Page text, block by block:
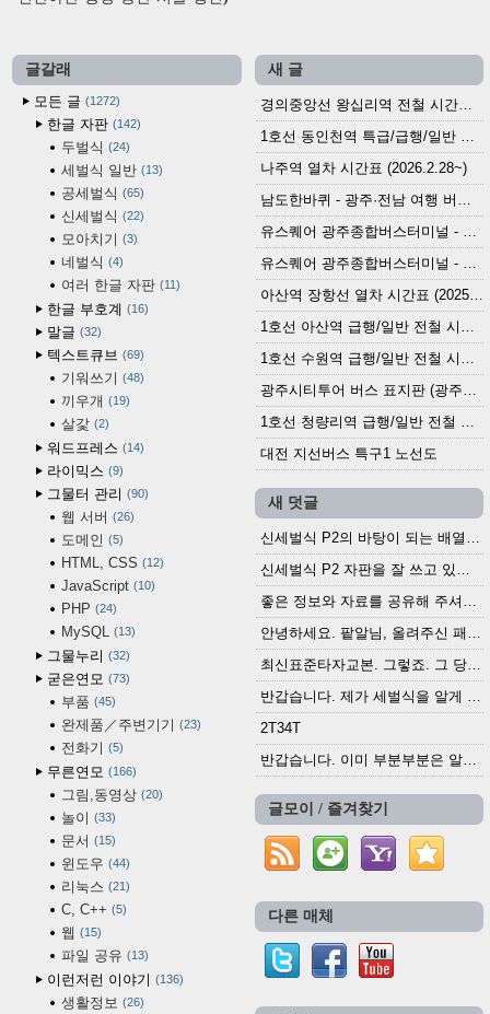
글갈래
모든 글
1272
한글 자판 142
두벌식 24
세벌식 일반 13
공세벌식 65
신세벌식 22
모아치기 3
네벌식 4
여러 한글 자판 11
한글 부호계 16
말글 32
텍스트큐브 69
기워쓰기 48
끼우개 19
살갗 2
워드프레스 14
라이믹스 9
그물터 관리 90
웹 서버 26
도메인 5
HTML, CSS 12
JavaScript 10
PHP 24
MySQL 13
그물누리 32
굳은연모 73
부품 45
완제품／주변기기 23
전화기 5
무른연모 166
그림,동영상 20
놀이 33
문서 15
윈도우 44
리눅스 21
C, C++ 5
웹 15
파일 공유 13
이런저런 이야기 136
생활정보 26
새 글
경의중앙선 왕십리역 전철 시간표 (2026.4.20~)
1호선 동인천역 특급/급행/일반 전철 시간표 (2026.2.28~)
나주역 열차 시간표 (2026.2.28~)
남도한바퀴 - 광주·전남 여행 버스 노선 (2026.3.1~5.31)
유스퀘어 광주종합버스터미널 - 곡성,순천／화순,보성,율포 방면 시외버스 시간표 (2026.1.31)
유스퀘어 광주종합버스터미널 - 담양, 순창, 남원, 무주, 장수, 거창, 대구 방면 시외버스 시간표 (2026...
아산역 장항선 열차 시간표 (2025.12.30 기준) (무궁화호, ITX-마음, 새마을호, 서해금빛열차)
1호선 아산역 급행/일반 전철 시간표 (2025.12.30~)
1호선 수원역 급행/일반 전철 시간표 (2025.12.30~)
광주시티투어 버스 표지판 (광주역 정류장) (2024?)
1호선 청량리역 급행/일반 전철 시간표 · 노선도 (2025.12.30~)
대전 지선버스 특구1 노선도
새 덧글
신세벌식 P2의 바탕이 되는 배열이나 주요 기능...
신세벌식 P2 자판을 잘 쓰고 있습니다. 쓰기 편리...
좋은 정보와 자료를 공유해 주셔서 고맙습니다....
안녕하세요. 팥알님, 올려주신 패치 여러모로 감사...
최신표준타자교본. 그렇죠. 그 당시에 최신 표준...
반갑습니다. 제가 세벌식을 알게 되어 세벌식 써...
2T34T
반갑습니다. 이미 부분부분은 알려진 정보들이...
글모이 / 즐겨찾기
다른 매체